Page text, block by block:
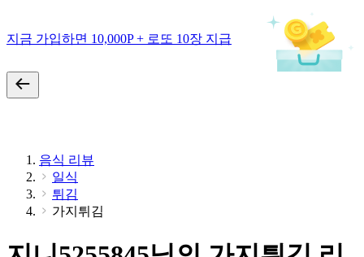
지금 가입하면 10,000P + 로또 10장 지급
음식 리뷰
일식
튀김
가지튀김